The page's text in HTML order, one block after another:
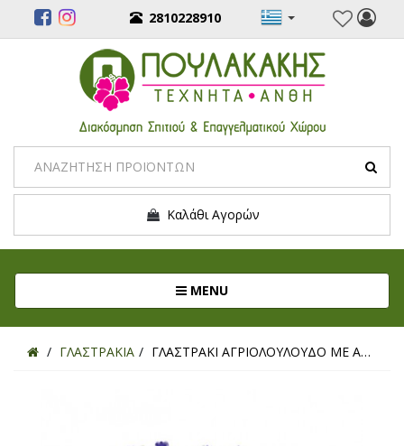
2810228910
Καλάθι Αγορών
MENUToggle navigation
ΓΛΑΣΤΡΑΚΙΑ ΓΛΑΣΤΡΑΚΙ ΑΓΡΙΟΛΟΥΛΟΥΔΟ ΜΕ ΑΝΘΑΚΙ ΜΩΒ 23ΕΚ.